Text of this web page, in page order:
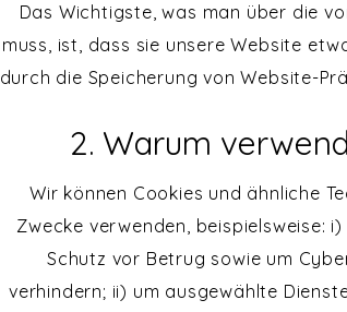
Das Wichtigste, was man über die
muss, ist, dass sie unsere Website
durch die Speicherung von Website-
2. Warum
Wir können Cookies und ähnliche
Zwecke verwenden, beispielsweise:
Schutz vor Betrug sowie um
verhindern; ii) um ausgewählte